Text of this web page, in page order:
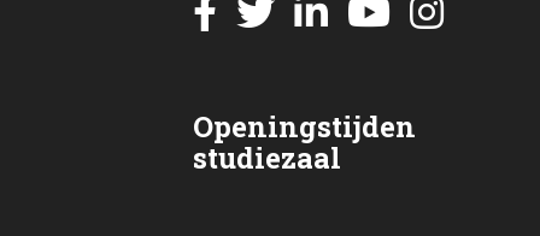
Openingstijden
studiezaal